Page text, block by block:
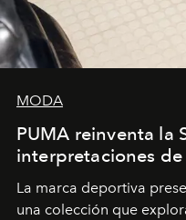
MODA
PUMA reinventa la
interpretaciones
La marca deportiva
una colección que